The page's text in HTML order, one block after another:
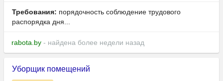
Требования: порядочность соблюдение трудового
распорядка дня...
rabota.by - найдена более недели назад
Уборщик помещений